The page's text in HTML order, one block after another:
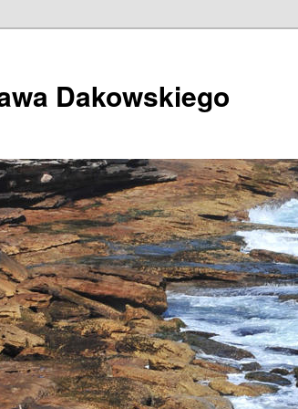
Dakowskiego